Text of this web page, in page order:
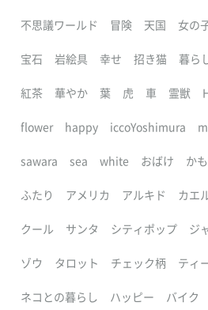
不思議ワールド 冒険 天国 女の
宝石 岩絵具 幸せ 招き猫 暮ら
紅茶 華やか 葉 虎 車 霊獣
flower happy iccoYoshimura
sawara sea white おばけ か
ふたり アメリカ アルキド カエ
クール サンタ シティポップ ジ
ゾウ タロット チェック柄 ティ
ネコとの暮らし ハッピー バイク